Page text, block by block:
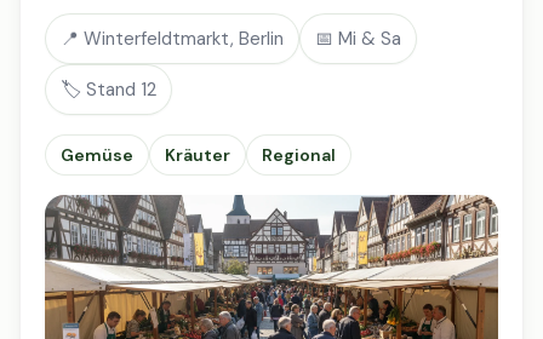
📍 Winterfeldtmarkt, Berlin 📅 Mi & Sa
🏷️ Stand 12
Gemüse Kräuter Regional